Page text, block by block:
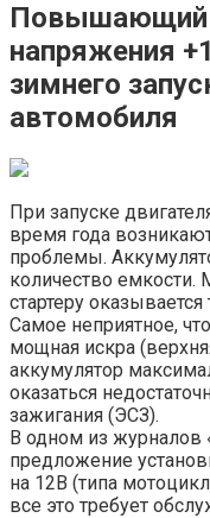
Повышающий
напряжения
зимнего
автомобиля
При запуске
время года
проблемы.
количество емкости.
стартеру
Самое неприятное,
мощная искра
аккумулятор
оказаться
зажигания (ЭСЗ).
В одном из журналов
предложение
на 12В (типа
все это требует